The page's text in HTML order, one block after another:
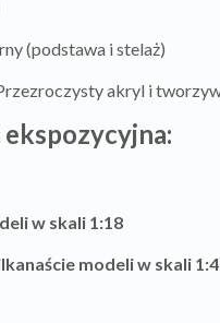
(podstawa i stelaż)
akryl i
ekspozycyjna:
w skali 1:18
modeli w skali